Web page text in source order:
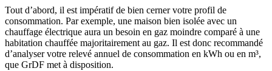
Tout d’abord, il est impératif de bien cerner votre profil de
consommation. Par exemple, une maison bien isolée avec un
chauffage électrique aura un besoin en gaz moindre comparé à une
habitation chauffée majoritairement au gaz. Il est donc recommandé
d’analyser votre relevé annuel de consommation en kWh ou en m³,
que GrDF met à disposition.